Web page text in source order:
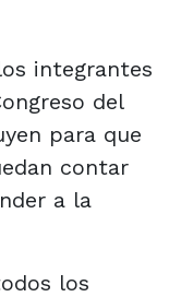
integrantes
del
para que
contar
a la
los